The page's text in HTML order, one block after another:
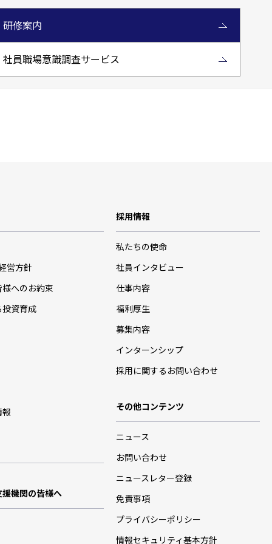
研修案内
社員職場意識調査サービス
営方針
へのお約束
資育成
機関の皆様へ
採用情報
私たちの使命
社員インタビュー
仕事内容
福利厚生
募集内容
インターンシップ
採用に関するお問い合わせ
その他コンテンツ
ニュース
お問い合わせ
ニュースレター登録
免責事項
プライバシーポリシー
情報セキュリティ基本方針